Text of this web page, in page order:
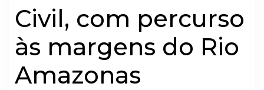
Civil, com percurso
às margens do Rio
Amazonas